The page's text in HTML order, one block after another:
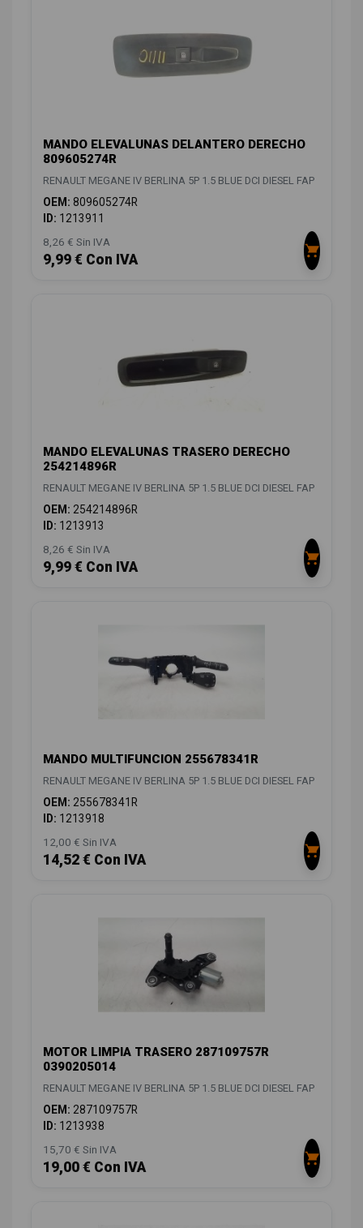
MANDO ELEVALUNAS DELANTERO DERECHO
809605274R
RENAULT MEGANE IV BERLINA 5P 1.5 BLUE DCI DIESEL FAP
OEM: 809605274R
ID: 1213911
8,26 € Sin IVA
9,99 € Con IVA
MANDO ELEVALUNAS TRASERO DERECHO
254214896R
RENAULT MEGANE IV BERLINA 5P 1.5 BLUE DCI DIESEL FAP
OEM: 254214896R
ID: 1213913
8,26 € Sin IVA
9,99 € Con IVA
MANDO MULTIFUNCION 255678341R
RENAULT MEGANE IV BERLINA 5P 1.5 BLUE DCI DIESEL FAP
OEM: 255678341R
ID: 1213918
12,00 € Sin IVA
14,52 € Con IVA
MOTOR LIMPIA TRASERO 287109757R
0390205014
RENAULT MEGANE IV BERLINA 5P 1.5 BLUE DCI DIESEL FAP
OEM: 287109757R
ID: 1213938
15,70 € Sin IVA
19,00 € Con IVA